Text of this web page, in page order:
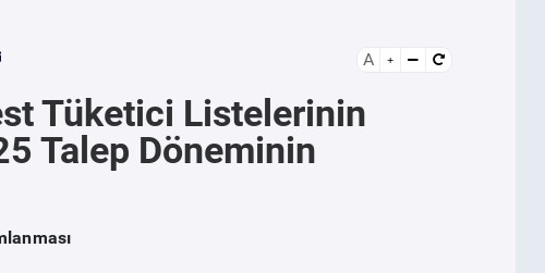
A
Tüketici Listelerinin
Talep Döneminin